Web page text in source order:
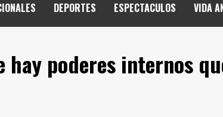
DEPORTES ESPECTACULOS VIDA
poderes internos